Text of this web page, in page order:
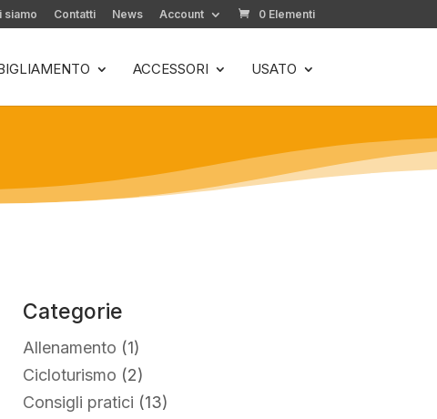
siamo Contatti News Account 0 Elementi
ACCESSORI USATO
Categorie
Allenamento (1)
Cicloturismo (2)
Consigli pratici (13)